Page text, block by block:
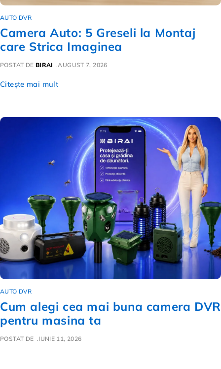
AUTO DVR
Camera Auto: 5 Greseli la Montaj
care Strica Imaginea
POSTAT DE BIRAI AUGUST 7, 2026
Citește mai mult
AUTO DVR
Cum alegi cea mai buna camera DVR
pentru masina ta
POSTAT DE IUNIE 11, 2026